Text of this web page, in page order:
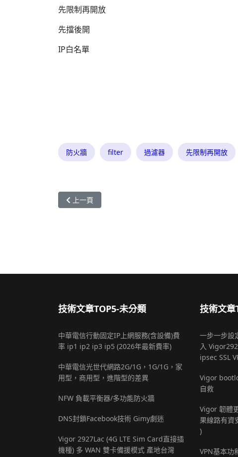
先限制再開放
先擋後開
IP白名單
防火牆 filter 過濾器 先限制再開放
上一篇文章: Vigor的AP Map地圖功能
上一頁
技術文章TOP5-未分類
中華電信行動固定IP上網服務(含設備)費
率 ip1 ip2 ip3 ip5 (2026年最新費率)
中華電信光世代網路2G/1G，1G/1G，家
用型，商用型，進階型的差異
NFW 負載平衡器/多功能防火牆
DNS封鎖Facebook技術 Gimy劇迷
Vigor 2927Lac (4G LTE Sim Card直接插
機種) 多 WAN 雙卡備援模式 產地台灣
技術文
一步一步設
入
ipsec SSL
Vigor
自救
Vigor 韌體
果線路有資
)
VPN基本功